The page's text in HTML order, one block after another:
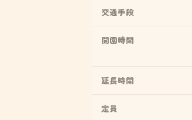
交通手段
開園時間
延長時間
定員